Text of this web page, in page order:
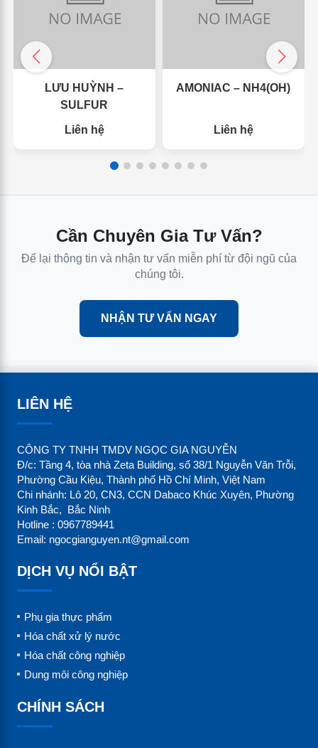
LƯU HUỲNH –
SULFUR
Liên hệ
AMONIAC – NH4(OH)
Liên hệ
Cần Chuyên Gia Tư Vấn?
Để lại thông tin và nhận tư vấn miễn phí từ đội ngũ của
chúng tôi.
NHẬN TƯ VẤN NGAY
LIÊN HỆ
CÔNG TY TNHH TMDV NGỌC GIA NGUYỄN
Đ/c: Tầng 4, tòa nhà Zeta Building, số 38/1 Nguyễn Văn Trỗi,
Phường Cầu Kiệu, Thành phố Hồ Chí Minh, Việt Nam
Chi nhánh: Lô 20, CN3, CCN Dabaco Khúc Xuyên, Phường
Kinh Bắc, Bắc Ninh
Hotline : 0967789441
Email: ngocgianguyen.nt@gmail.com
DỊCH VỤ NỔI BẬT
Phụ gia thực phẩm
Hóa chất xử lý nước
Hóa chất công nghiệp
Dung môi công nghiệp
CHÍNH SÁCH